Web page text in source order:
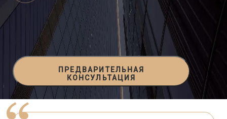
ПРЕДВАРИТЕЛЬНАЯ
КОНСУЛЬТАЦИЯ